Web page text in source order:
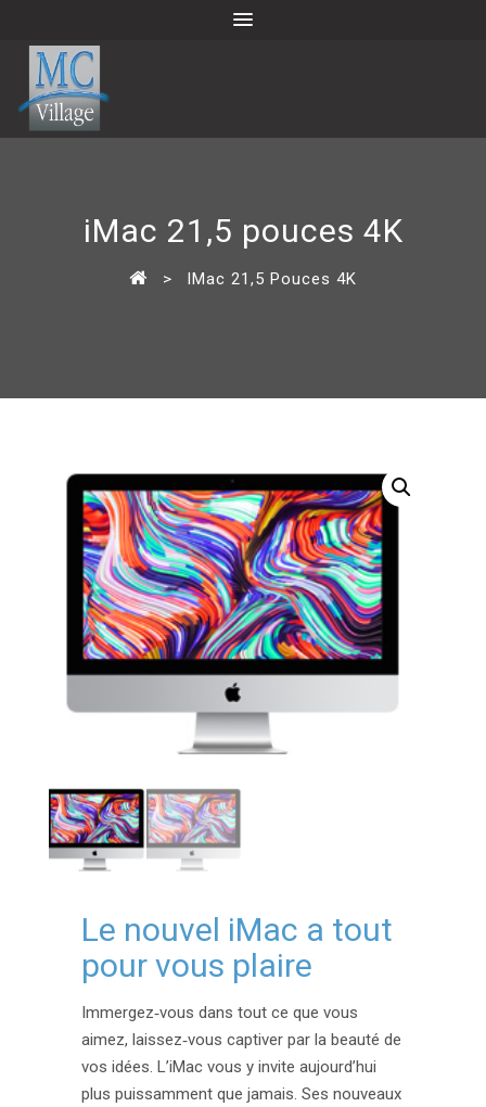
iMac 21,5 pouces 4K
> IMac 21,5 Pouces 4K
Le nouvel iMac a tout
pour vous plaire
Immergez‑vous dans tout ce que vous
aimez, laissez‑vous captiver par la beauté de
vos idées. L’iMac vous y invite aujourd’hui
plus puissamment que jamais. Ses nouveaux